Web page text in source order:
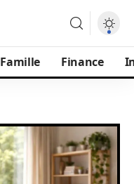
Famille Finance